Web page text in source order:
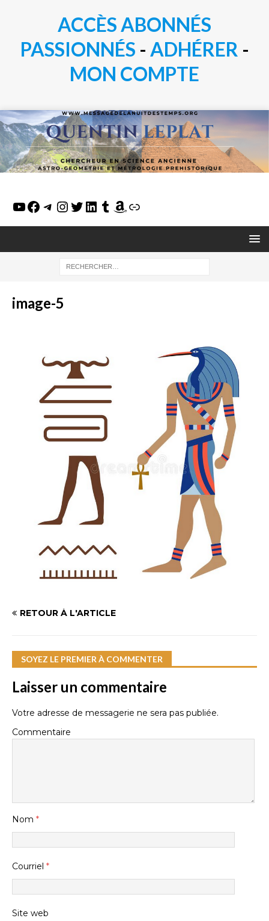
ACCÈS ABONNÉS
PASSIONNÉS - ADHÉRER -
MON COMPTE
image-5
RETOUR À L'ARTICLE
SOYEZ LE PREMIER À COMMENTER
Laisser un commentaire
Votre adresse de messagerie ne sera pas publiée.
Commentaire
Nom *
Courriel *
Site web